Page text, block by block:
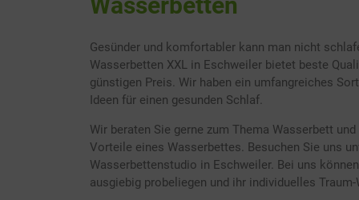
Gesünder und komfortabler kann man nicht
Wasserbetten XXL in Eschweiler bietet beste
günstigen Preis. Wir haben ein umfangreiches
Ideen für einen gesunden Schlaf.
Wir beraten Sie gerne zum Thema Wasserbett
Vorteile eines Wasserbettes. Besuchen Sie uns
Wasserbettenstudio in Eschweiler. Bei uns
ausgiebig probeliegen und ihr individuelles